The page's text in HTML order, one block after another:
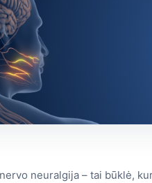
neuralgija – tai būklė,